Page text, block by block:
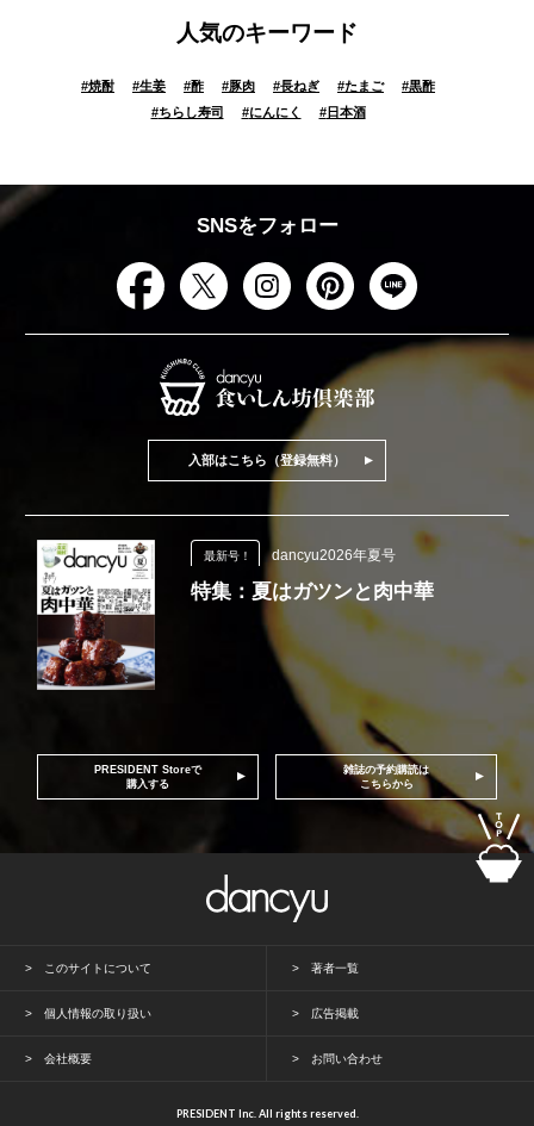
人気のキーワード
#焼酎 #生姜 #酢 #豚肉 #長ねぎ #たまご #黒酢
#ちらし寿司 #にんにく #日本酒
SNSをフォロー
入部はこちら（登録無料）
最新号！ dancyu2026年夏号
特集：夏はガツンと肉中華
PRESIDENT Storeで
購入する
雑誌の予約購読は
こちらから
このサイトについて 著者一覧
個人情報の取り扱い 広告掲載
会社概要 お問い合わせ
PRESIDENT Inc. All rights reserved.